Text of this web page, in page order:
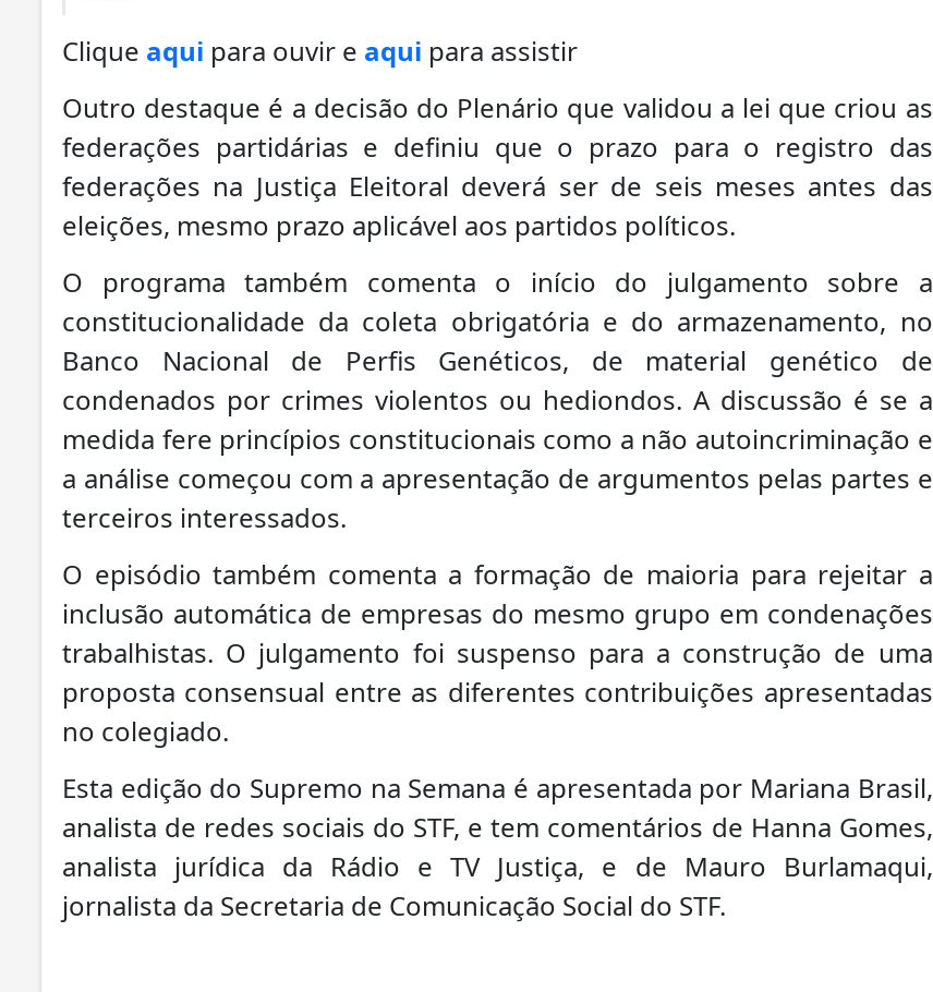
Clique aqui para ouvir e aqui para assistir
Outro destaque é a decisão do Plenário que validou a lei que criou as
federações partidárias e definiu que o prazo para o registro das
federações na Justiça Eleitoral deverá ser de seis meses antes das
eleições, mesmo prazo aplicável aos partidos políticos.
O programa também comenta o início do julgamento sobre a
constitucionalidade da coleta obrigatória e do armazenamento, no
Banco Nacional de Perfis Genéticos, de material genético de
condenados por crimes violentos ou hediondos. A discussão é se a
medida fere princípios constitucionais como a não autoincriminação e
a análise começou com a apresentação de argumentos pelas partes e
terceiros interessados.
O episódio também comenta a formação de maioria para rejeitar a
inclusão automática de empresas do mesmo grupo em condenações
trabalhistas. O julgamento foi suspenso para a construção de uma
proposta consensual entre as diferentes contribuições apresentadas
no colegiado.
Esta edição do Supremo na Semana é apresentada por Mariana Brasil,
analista de redes sociais do STF, e tem comentários de Hanna Gomes,
analista jurídica da Rádio e TV Justiça, e de Mauro Burlamaqui,
jornalista da Secretaria de Comunicação Social do STF.